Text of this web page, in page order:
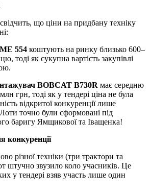
що ціни на придбану техніку
554 коштують на ринку близько 600–
тоді як сукупна вартість закупівлі
BOBCAT B730R має середню
грн, тоді як у тендері ціна не була
відкритої конкуренції лише
точно були сформовані під
баригу Ямщикової та Іващенка!
конкуренції
різної техніки (три трактори та
штучно звузило коло учасників. Це
у тендері взяв участь лише один